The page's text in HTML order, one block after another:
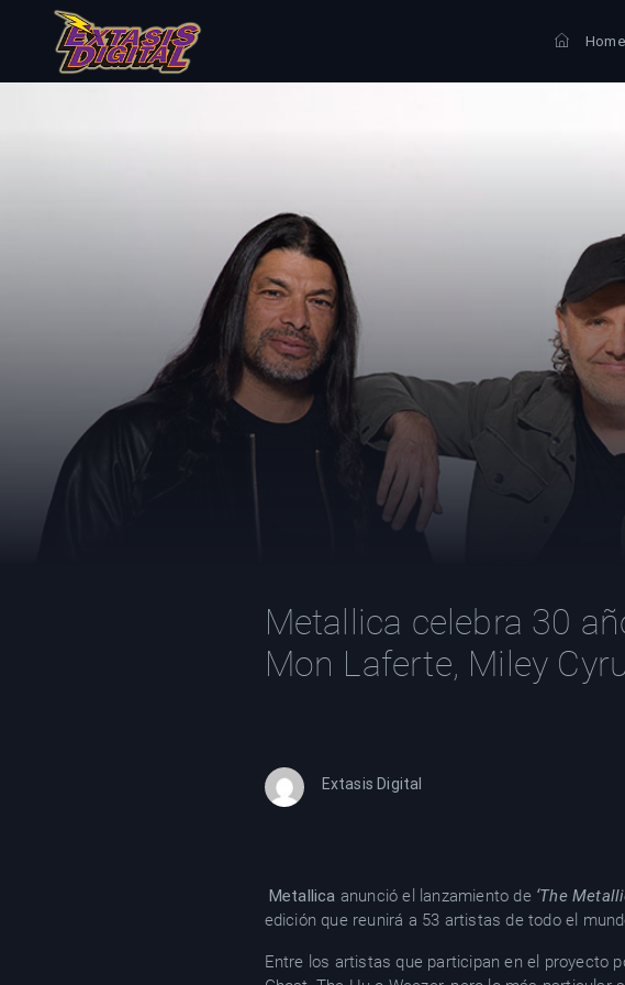
Home
Metallica celebra 30
Mon Laferte, Miley
Extasis Digital
Metallica anunció el lanzamiento de ‘The
edición que reunirá a 53 artistas de todo el
Entre los artistas que participan en el proyecto